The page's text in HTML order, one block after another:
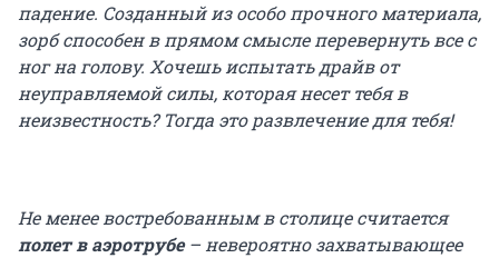
падение. Созданный из особо прочного материала,
зорб способен в прямом смысле перевернуть все с
ног на голову. Хочешь испытать драйв от
неуправляемой силы, которая несет тебя в
неизвестность? Тогда это развлечение для тебя!
Не менее востребованным в столице считается
полет в аэротрубе– невероятно захватывающее